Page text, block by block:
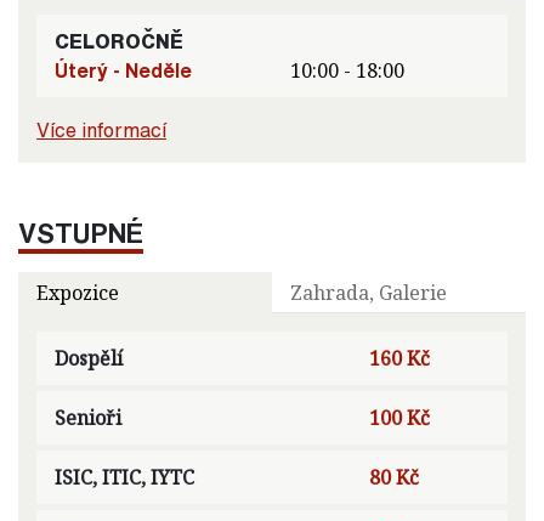
CELOROČNĚ
Úterý - Neděle
10:00 - 18:00
Více informací
VSTUPNÉ
Expozice Zahrada, Galerie
Dospělí 160 Kč
Senioři 100 Kč
ISIC, ITIC, IYTC 80 Kč